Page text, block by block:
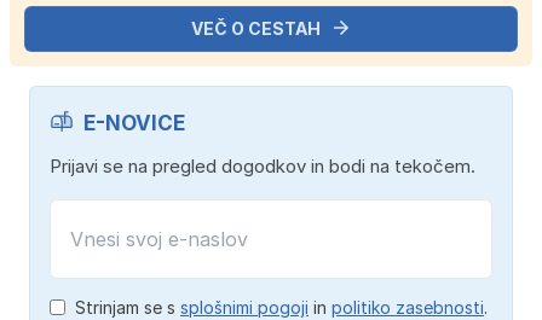
VEČ O CESTAH
E-NOVICE
Prijavi se na pregled dogodkov in bodi na tekočem.
Strinjam se s splošnimi pogoji in politiko zasebnosti.